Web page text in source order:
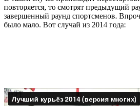
повторяется, то смотрят предыдущий
завершенный раунд спортсменов.
было мало. Вот случай из 2014 года: